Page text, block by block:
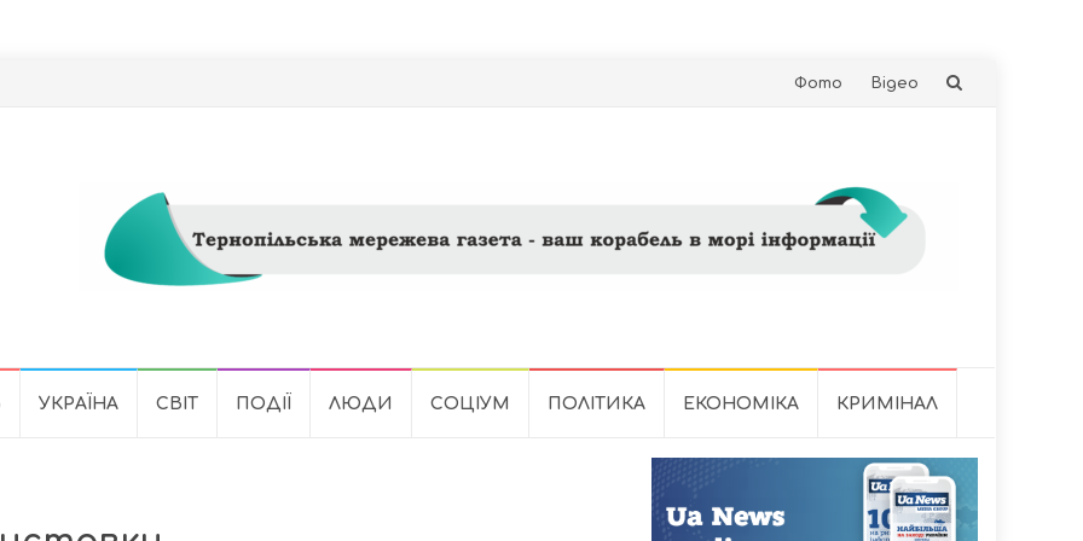
Skip
Фото Відео
УКРАЇНА СВІТ ПОДІЇ ЛЮДИ СОЦІУМ ПОЛІТИКА ЕКОНОМІКА КРИМІНАЛ